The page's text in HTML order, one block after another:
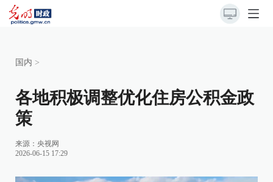
国内 >
各地积极调整优化住房公积金政
策
来源： 央视网
2026-06-15 17:29